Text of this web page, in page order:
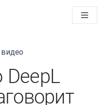
рабочие процессы на
Flow: Решение для
оценки качества
платформы
voice demo with DeepL